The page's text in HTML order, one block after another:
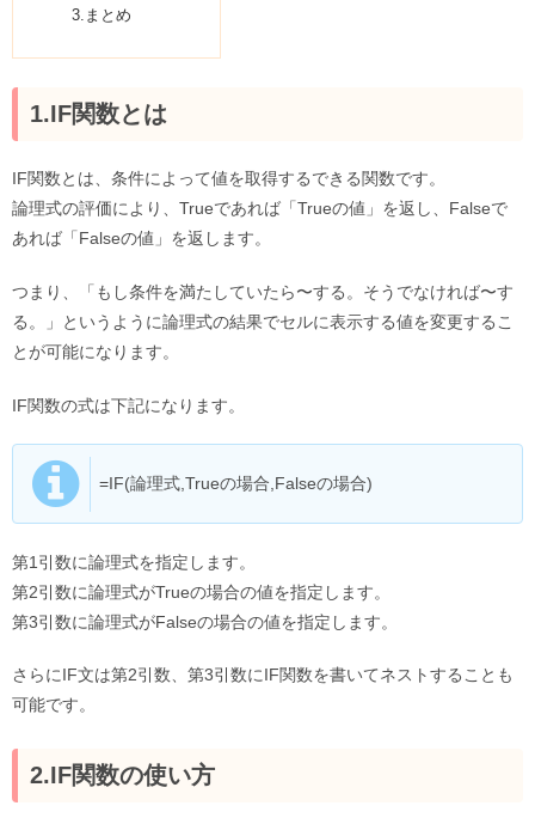
3.まとめ
1.IF関数とは
IF関数とは、条件によって値を取得するできる関数です。
論理式の評価により、Trueであれば「Trueの値」を返し、Falseで
あれば「Falseの値」を返します。
つまり、「もし条件を満たしていたら〜する。そうでなければ〜す
る。」というように論理式の結果でセルに表示する値を変更するこ
とが可能になります。
IF関数の式は下記になります。
=IF(論理式,Trueの場合,Falseの場合)
第1引数に論理式を指定します。
第2引数に論理式がTrueの場合の値を指定します。
第3引数に論理式がFalseの場合の値を指定します。
さらにIF文は第2引数、第3引数にIF関数を書いてネストすることも
可能です。
2.IF関数の使い方